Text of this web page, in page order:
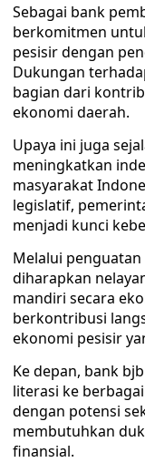
Sebagai bank
berkomitmen
pesisir dengan
Dukungan
bagian dari
ekonomi daerah.
Upaya ini juga
meningkatkan
masyarakat
legislatif,
menjadi kunci
Melalui
diharapkan
mandiri secara
berkontribusi
ekonomi pesisir
Ke depan, bank
literasi ke
dengan potensi
membutuhkan
finansial.